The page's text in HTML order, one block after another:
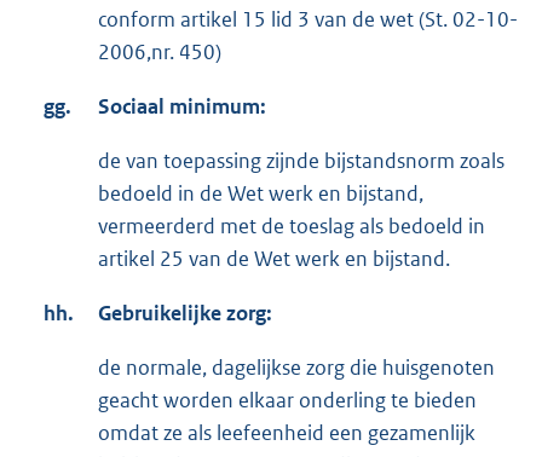
conform artikel 15 lid 3 van de wet (St. 02-10-
2006,nr. 450)
gg. Sociaal minimum:
de van toepassing zijnde bijstandsnorm zoals
bedoeld in de Wet werk en bijstand,
vermeerderd met de toeslag als bedoeld in
artikel 25 van de Wet werk en bijstand.
hh. Gebruikelijke zorg:
de normale, dagelijkse zorg die huisgenoten
geacht worden elkaar onderling te bieden
omdat ze als leefeenheid een gezamenlijk